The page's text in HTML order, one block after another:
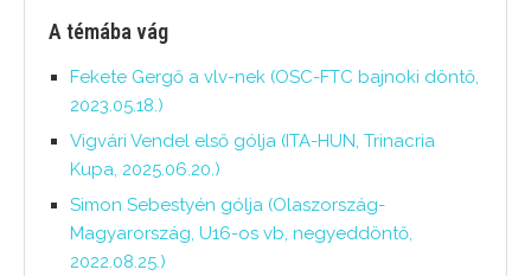
A témába vág
Fekete Gergő a vlv-nek (OSC-FTC bajnoki döntő,
2023.05.18.)
Vigvári Vendel első gólja (ITA-HUN, Trinacria
Kupa, 2025.06.20.)
Simon Sebestyén gólja (Olaszország-
Magyarország, U16-os vb, negyeddöntő,
2022.08.25.)